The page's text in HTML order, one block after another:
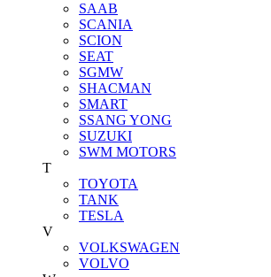
SAAB
SCANIA
SCION
SEAT
SGMW
SHACMAN
SMART
SSANG YONG
SUZUKI
SWM MOTORS
T
TOYOTA
TANK
TESLA
V
VOLKSWAGEN
VOLVO